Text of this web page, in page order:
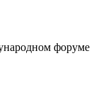
форуме